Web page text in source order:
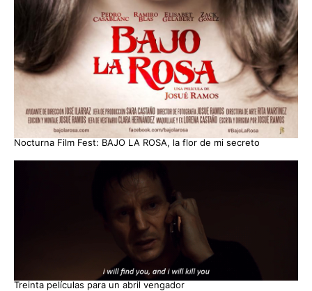
Nocturna Film Fest: BAJO LA ROSA, la flor de mi secreto
Treinta películas para un abril vengador